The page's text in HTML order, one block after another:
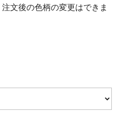
文後の色柄の変更はできま